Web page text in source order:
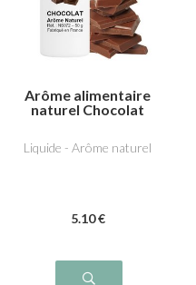
Arôme alimentaire
naturel Chocolat
Liquide - Arôme naturel
5.10 €